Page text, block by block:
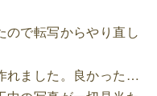
ので転写からやり直し
れました。良かった…